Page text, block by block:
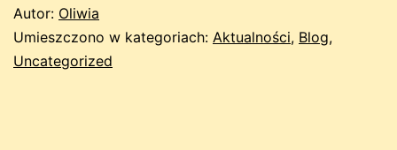
Autor: Oliwia
Umieszczono w kategoriach: Aktualności, Blog,
Uncategorized